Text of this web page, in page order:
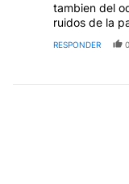
tambien del
ruidos de la
RESPONDER 0